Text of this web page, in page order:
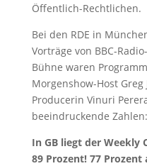
Öffentlich-Rechtlichen.
Bei den RDE in
Vorträge von BBC-
Bühne waren
Morgenshow-Host
Producerin Vinuri
beeindruckende Zahlen:
In GB liegt der Weekly
89 Prozent! 77